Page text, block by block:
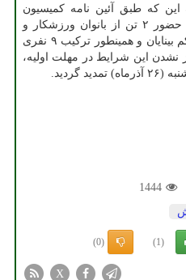
این که طبق آئین نامه کمیسیون
ورزشکاران در خصوص ضرورت حضور ۲ تن از بانوان ورزشکار و
یک تن از ورزشکاران نابینایان و کم بینایان و همینطور ترکیب ۹ نفری
نشدن این شرایط در مهلت اولیه،
گردید.
1444
(1)
(0)
X